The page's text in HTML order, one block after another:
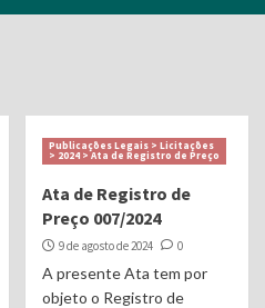
Publicações Legais > Licitações
> 2024 > Ata de Registro de Preço
Ata de Registro de
Preço 007/2024
9 de agosto de 2024 0
A presente Ata tem por
objeto o Registro de